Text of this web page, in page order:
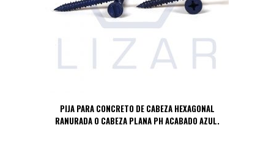
PIJA PARA CONCRETO DE CABEZA HEXAGONAL
RANURADA O CABEZA PLANA PH ACABADO AZUL.